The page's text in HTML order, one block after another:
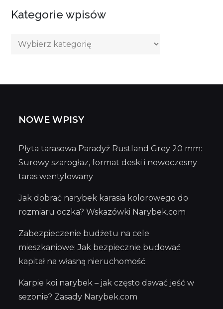
Kategorie wpisów
Kategorie
NOWE WPISY
Płyta tarasowa Paradyż Rustland Grey 20 mm:
Surowy szarogłaz, format deski i nowoczesny
taras wentylowany
Jak dobrać narybek karasia kolorowego do
rozmiaru oczka? Wskazówki Narybek.com
Zabezpieczenie budżetu na cele
mieszkaniowe: Jak bezpiecznie budować
kapitał na własną nieruchomość
Karpie koi narybek – jak często dawać jeść w
sezonie? Zasady Narybek.com